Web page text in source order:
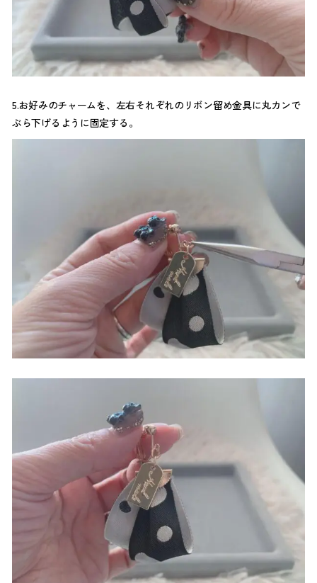
5.お好みのチャームを、左右それぞれのリボン留め金具に丸カンで
ぶら下げるように固定する。